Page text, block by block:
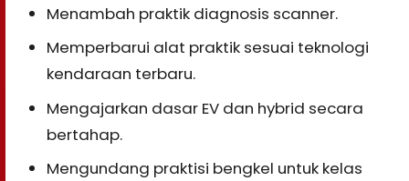
Menambah praktik diagnosis scanner.
Memperbarui alat praktik sesuai teknologi
kendaraan terbaru.
Mengajarkan dasar EV dan hybrid secara
bertahap.
Mengundang praktisi bengkel untuk kelas